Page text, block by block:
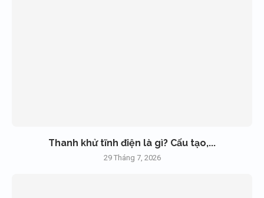
Thanh khử tĩnh điện là gì? Cấu tạo,...
29 Tháng 7, 2026